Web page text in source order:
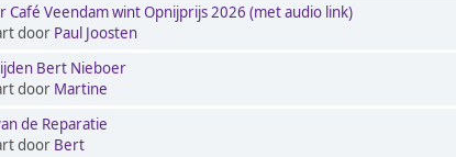
Café Veendam wint Opnijprijs 2026 (met audio link)
door Paul Joosten
Bert Nieboer
door Martine
de Reparatie
door Bert